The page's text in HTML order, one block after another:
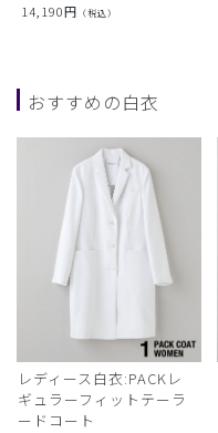
14,190円 （税込）
おすすめの白衣
レディース白衣:PACKレ
ギュラーフィットテーラ
ードコート